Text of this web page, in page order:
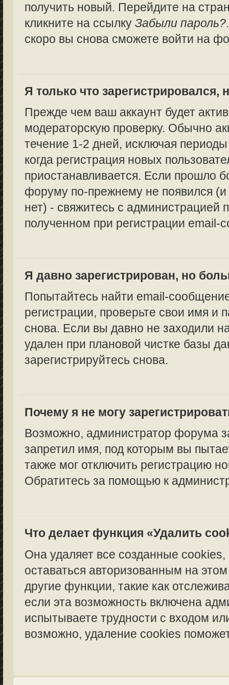
получить новый. Перейдите на
кликните на ссылкуЗабыли пароль?
скоро вы снова сможете войти на
Я только что зарегистрировался,
Прежде чем ваш аккаунт будет
модераторскую проверку. Обычно
течение 1-2 дней, исключая периоды
когда регистрация новых
приостанавливается. Если прошло
форуму по-прежнему не появился
нет) - свяжитесь с администрацией
полученном при регистрации email-
Я давно зарегистрирован, но
Попытайтесь найти email-
регистрации, проверьте свои имя и
снова. Если вы давно не заходили
удален при плановой чистке базы
зарегистрируйтесь снова.
Почему я не могу
Возможно, администратор форума
запретил имя, под которым вы
также мог отключить регистрацию
Обратитесь за помощью к
Что делает функция «Удалить
Она удаляет все созданные
оставаться авторизованным на
другие функции, такие как
если эта возможность включена
испытываете трудности с входом
возможно, удаление cookies